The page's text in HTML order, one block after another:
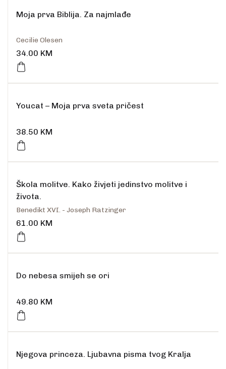
Moja prva Biblija. Za najmlađe
Cecilie Olesen
34.00 KM
Youcat – Moja prva sveta pričest
38.50 KM
Škola molitve. Kako živjeti jedinstvo molitve i
života.
Benedikt XVI. - Joseph Ratzinger
61.00 KM
Do nebesa smijeh se ori
49.80 KM
Njegova princeza. Ljubavna pisma tvog Kralja